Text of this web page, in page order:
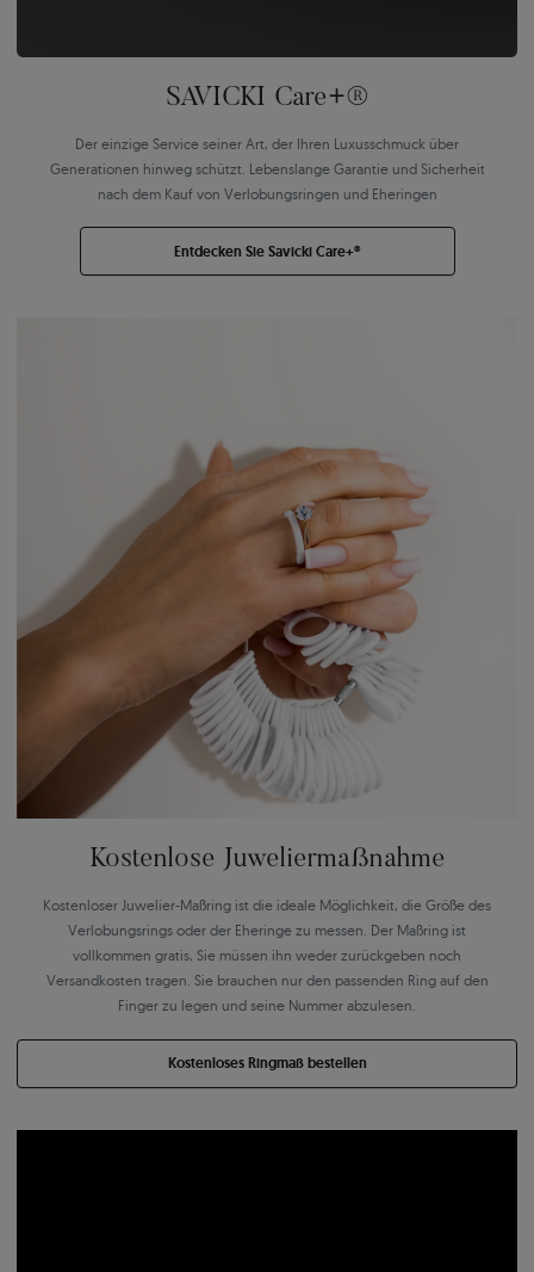
SAVICKI Care+®
Der einzige Service seiner Art, der Ihren Luxusschmuck über
Generationen hinweg schützt. Lebenslange Garantie und Sicherheit
nach dem Kauf von Verlobungsringen und Eheringen
Entdecken Sie Savicki Care+®
Kostenlose Juweliermaßnahme
Kostenloser Juwelier-Maßring ist die ideale Möglichkeit, die Größe des
Verlobungsrings oder der Eheringe zu messen. Der Maßring ist
vollkommen gratis, Sie müssen ihn weder zurückgeben noch
Versandkosten tragen. Sie brauchen nur den passenden Ring auf den
Finger zu legen und seine Nummer abzulesen.
Kostenloses Ringmaß bestellen